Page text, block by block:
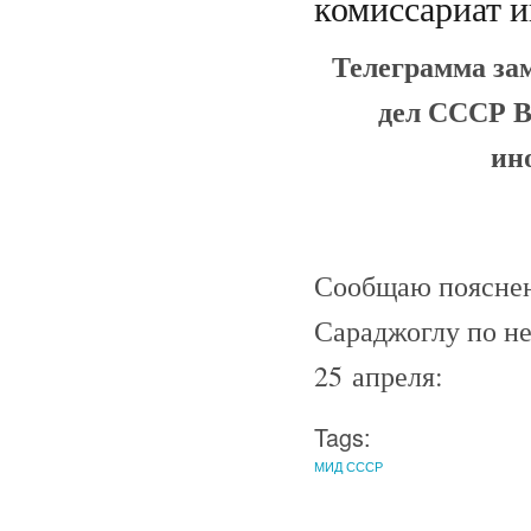
Телеграмма
дел СССР
Сообщаю
Сараджоглу по
25 апреля:
Tags:
МИД СССР